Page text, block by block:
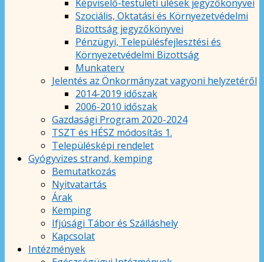
Képviselő-testületi ülések jegyzőkönyvei
Szociális, Oktatási és Környezetvédelmi
Bizottság jegyzőkönyvei
Pénzügyi, Településfejlesztési és
Környezetvédelmi Bizottság
Munkaterv
Jelentés az Önkormányzat vagyoni helyzetéről
2014-2019 időszak
2006-2010 időszak
Gazdasági Program 2020-2024
TSZT és HÉSZ módosítás 1.
Településképi rendelet
Gyógyvizes strand, kemping
Bemutatkozás
Nyitvatartás
Árak
Kemping
Ifjúsági Tábor és Szálláshely
Kapcsolat
Intézmények